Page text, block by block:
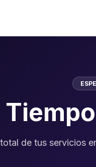
de tus servicios